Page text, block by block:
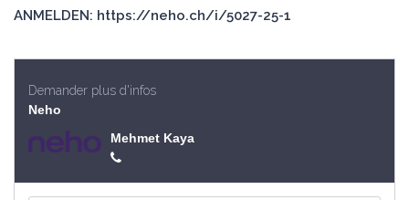
ANMELDEN: https://neho.ch/i/5027-25-1
Demander plus d'infos
Neho
Mehmet Kaya